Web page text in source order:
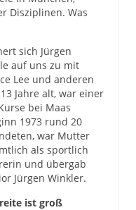
Disziplinen. Was
sich Jürgen
auf uns zu mit
Lee und anderen
Jahre alt, war einer
bei Maas
1973 rund 20
war Mutter
als sportlich
und übergab
Jürgen Winkler.
ist groß